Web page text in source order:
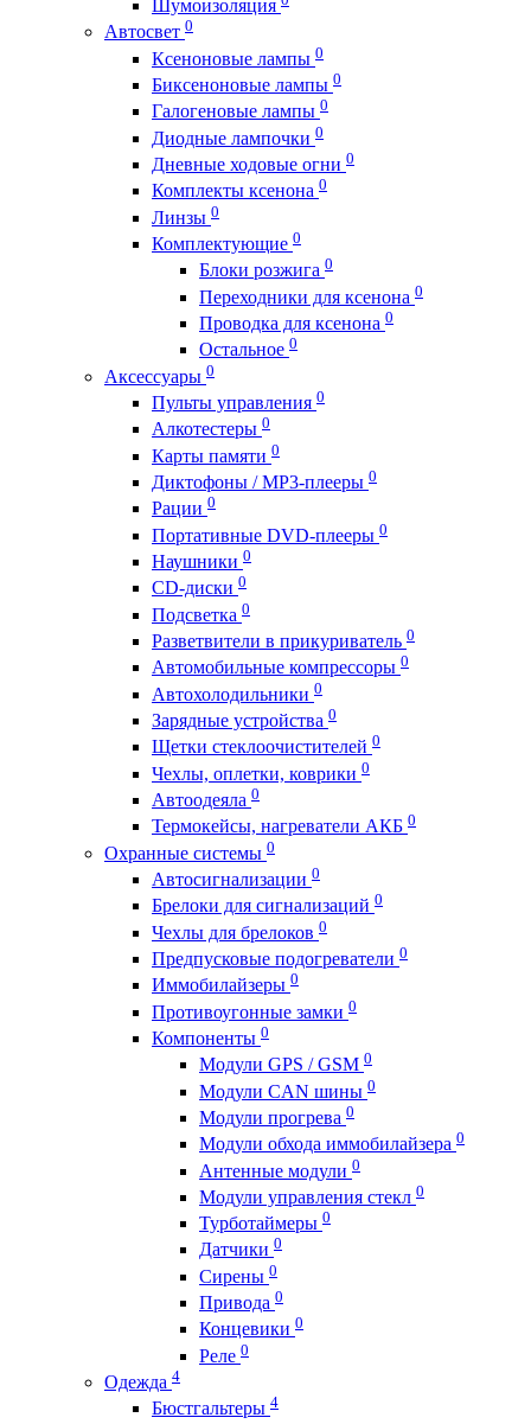
Шумоизоляция
Автосвет 0
Ксеноновые лампы 0
Биксеноновые лампы 0
Галогеновые лампы 0
Диодные лампочки 0
Дневные ходовые огни 0
Комплекты ксенона 0
Линзы 0
Комплектующие 0
Блоки розжига 0
Переходники для ксенона 0
Проводка для ксенона 0
Остальное 0
Аксессуары 0
Пульты управления 0
Алкотестеры 0
Карты памяти 0
Диктофоны / MP3-плееры 0
Рации 0
Портативные DVD-плееры 0
Наушники 0
CD-диски 0
Подсветка 0
Разветвители в прикуриватель 0
Автомобильные компрессоры 0
Автохолодильники 0
Зарядные устройства 0
Щетки стеклоочистителей 0
Чехлы, оплетки, коврики 0
Автоодеяла 0
Термокейсы, нагреватели АКБ 0
Охранные системы 0
Автосигнализации 0
Брелоки для сигнализаций 0
Чехлы для брелоков 0
Предпусковые подогреватели 0
Иммобилайзеры 0
Противоугонные замки 0
Компоненты 0
Модули GPS / GSM 0
Модули CAN шины 0
Модули прогрева 0
Модули обхода иммобилайзера 0
Антенные модули 0
Модули управления стекл 0
Турботаймеры 0
Датчики 0
Сирены 0
Привода 0
Концевики 0
Реле 0
Одежда 4
Бюстгальтеры 4